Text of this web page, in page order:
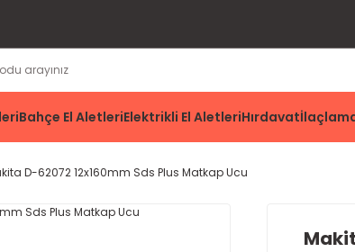
Bahçe El AletleriElektrikli El AletleriHırdavat
D-62072 12x160mm Sds Plus Matkap Ucu